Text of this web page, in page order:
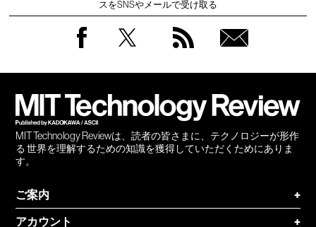
スをSNSやメールで受け取る
MIT Technology Reviewは、読者の皆さまに、テクノロジーが形作
る 世界を理解するための知識を獲得していただくためにありま
す。
ご案内
+
アカウント
+